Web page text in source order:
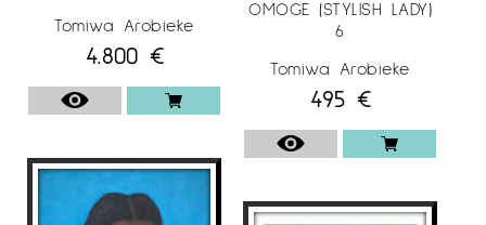
-XIPPI, HERITAGE & METAMORPHOSIS: Voices in
West African Art. August Wilson African
American Cultural Center, Pittsburg,
Pennsylvania, U.S.A.
-M Contemporary. Darlinghurst, Sydney,
Tomiwa Arobieke
4.800 €
OMOGE (STYLISH LADY)
6
Tomiwa Arobieke
495 €